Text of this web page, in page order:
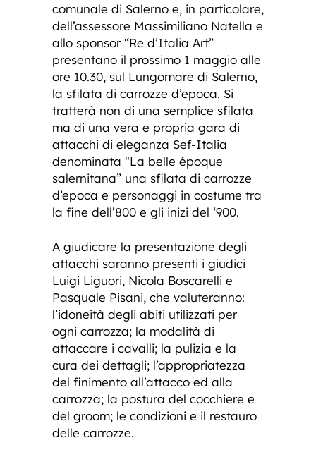
comunale di Salerno e, in particolare,
dell’assessore Massimiliano Natella e
allo sponsor “Re d’Italia Art”
presentano il prossimo 1 maggio alle
ore 10.30, sul Lungomare di Salerno,
la sfilata di carrozze d’epoca. Si
tratterà non di una semplice sfilata
ma di una vera e propria gara di
attacchi di eleganza Sef-Italia
denominata “La belle époque
salernitana” una sfilata di carrozze
d’epoca e personaggi in costume tra
la fine dell’800 e gli inizi del ‘900.
A giudicare la presentazione degli
attacchi saranno presenti i giudici
Luigi Liguori, Nicola Boscarelli e
Pasquale Pisani, che valuteranno:
l’idoneità degli abiti utilizzati per
ogni carrozza; la modalità di
attaccare i cavalli; la pulizia e la
cura dei dettagli; l’appropriatezza
del finimento all’attacco ed alla
carrozza; la postura del cocchiere e
del groom; le condizioni e il restauro
delle carrozze.